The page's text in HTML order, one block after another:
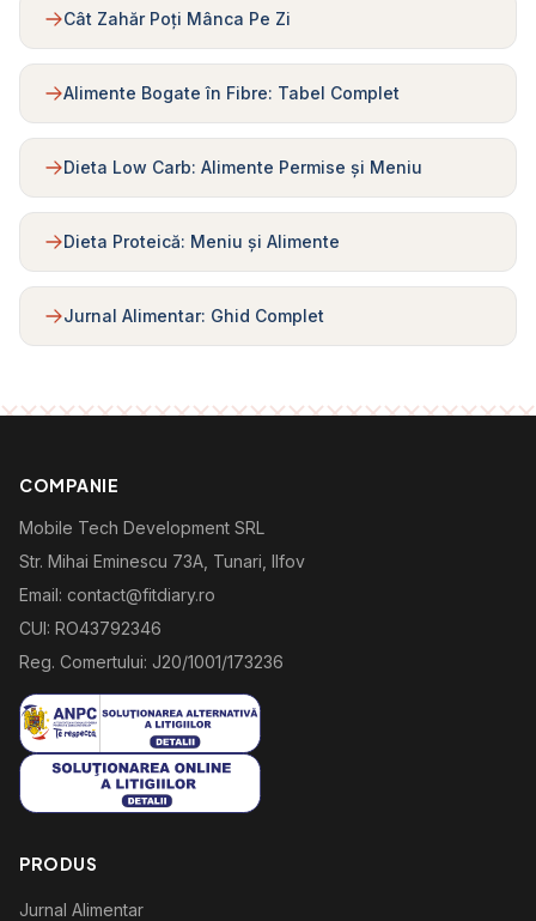
Cât Zahăr Poți Mânca Pe Zi
Alimente Bogate în Fibre: Tabel Complet
Dieta Low Carb: Alimente Permise și Meniu
Dieta Proteică: Meniu și Alimente
Jurnal Alimentar: Ghid Complet
COMPANIE
Mobile Tech Development SRL
Str. Mihai Eminescu 73A, Tunari, Ilfov
Email: contact@fitdiary.ro
CUI: RO43792346
Reg. Comertului: J20/1001/173236
PRODUS
Jurnal Alimentar